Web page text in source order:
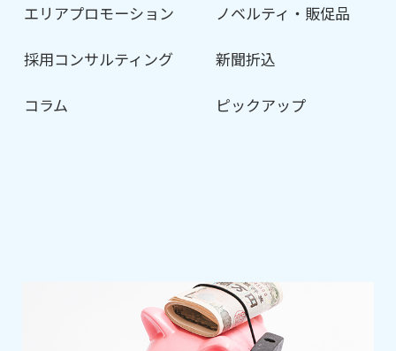
エリアプロモーション ノベルティ・販促品
採用コンサルティング 新聞折込
コラム ピックアップ